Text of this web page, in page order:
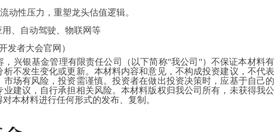
动性压力，重塑龙头估值逻辑。
、自动驾驶、物联网等
发者大会官网）
，兴银基金管理有限责任公司（以下简称"我公司"）不保证本材料有
析不发生变化或更新。本材料内容和意见，不构成投资建议，不代表
场有风险，投资需谨慎。投资者在做出投资决策时，应基于自己的
建议，自行承担相关风险。本材料版权归我公司所有，未获得我公
本材料进行任何形式的发布、复制。